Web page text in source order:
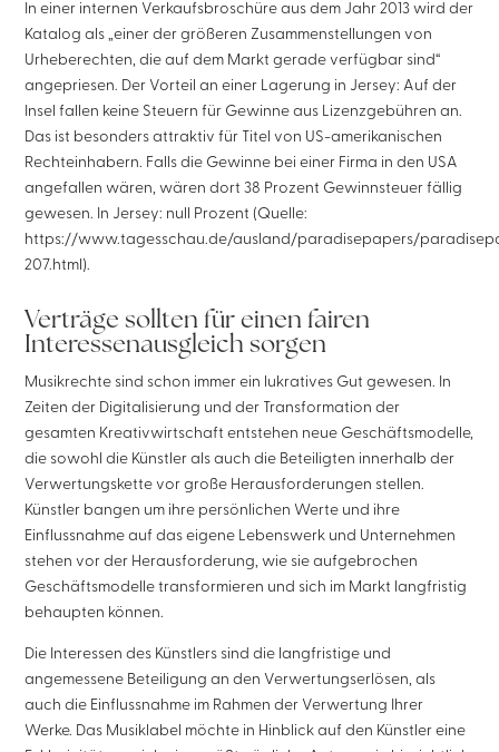
In einer internen Verkaufsbroschüre aus dem Jahr 2013 wird der
Katalog als „einer der größeren Zusammenstellungen von
Urheberechten, die auf dem Markt gerade verfügbar sind“
angepriesen. Der Vorteil an einer Lagerung in Jersey: Auf der
Insel fallen keine Steuern für Gewinne aus Lizenzgebühren an.
Das ist besonders attraktiv für Titel von US-amerikanischen
Rechteinhabern. Falls die Gewinne bei einer Firma in den USA
angefallen wären, wären dort 38 Prozent Gewinnsteuer fällig
gewesen. In Jersey: null Prozent (Quelle:
https://www.tagesschau.de/ausland/paradisepapers/
207.html).
Verträge sollten für einen fairen
Interessenausgleich sorgen
Musikrechte sind schon immer ein lukratives Gut gewesen. In
Zeiten der Digitalisierung und der Transformation der
gesamten Kreativwirtschaft entstehen neue Geschäftsmodelle,
die sowohl die Künstler als auch die Beteiligten innerhalb der
Verwertungskette vor große Herausforderungen stellen.
Künstler bangen um ihre persönlichen Werte und ihre
Einflussnahme auf das eigene Lebenswerk und Unternehmen
stehen vor der Herausforderung, wie sie aufgebrochen
Geschäftsmodelle transformieren und sich im Markt langfristig
behaupten können.
Die Interessen des Künstlers sind die langfristige und
angemessene Beteiligung an den Verwertungserlösen, als
auch die Einflussnahme im Rahmen der Verwertung Ihrer
Werke. Das Musiklabel möchte in Hinblick auf den Künstler eine